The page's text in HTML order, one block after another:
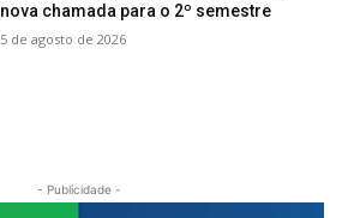
nova chamada para o 2º semestre
5 de agosto de 2026
- Publicidade -